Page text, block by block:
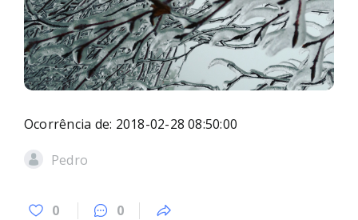
Ocorrência de: 2018-02-28 08:50:00
Pedro
0 0